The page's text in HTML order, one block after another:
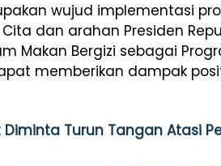
wujud implementasi
dan arahan Presiden
Makan Bergizi sebagai
memberikan dampak
Diminta Turun Tangan Atasi